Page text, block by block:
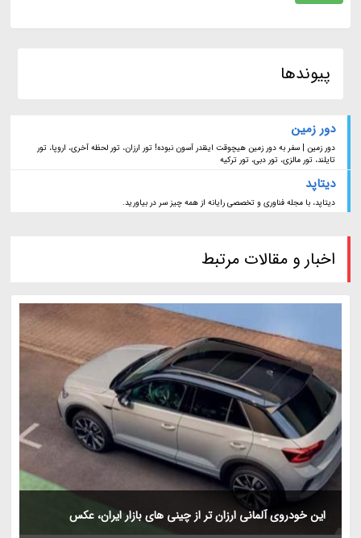
پیوندها
دور زمین
دور زمین | سفر به دور زمین هیچوقت اینقدر آسون نبوده! تور ارزان، تور لحظه آخری، اروپا، تور
تایلند، تور مالزی، تور دبی، تور ترکیه
دیتاپد
دیتاپد، با مجله فناوری و تخصصی رایانه از همه چیز سر در بیاورید.
اخبار و مقالات مرتبط
این خودروی آلمانی ارزان تر از چینی های بازار ایران، عکس